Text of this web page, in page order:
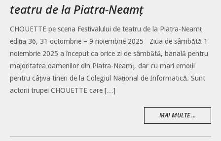
teatru de la Piatra-Neamț
CHOUETTE pe scena Festivalului de teatru de la Piatra-Neamț
ediția 36, 31 octombrie – 9 noiembrie 2025 Ziua de sâmbătă 1
noiembrie 2025 a început ca orice zi de sâmbătă, banală pentru
majoritatea oamenilor din Piatra-Neamț, dar cu mari emoții
pentru câțiva tineri de la Colegiul Național de Informatică. Sunt
actorii trupei CHOUETTE care […]
MAI MULTE ...